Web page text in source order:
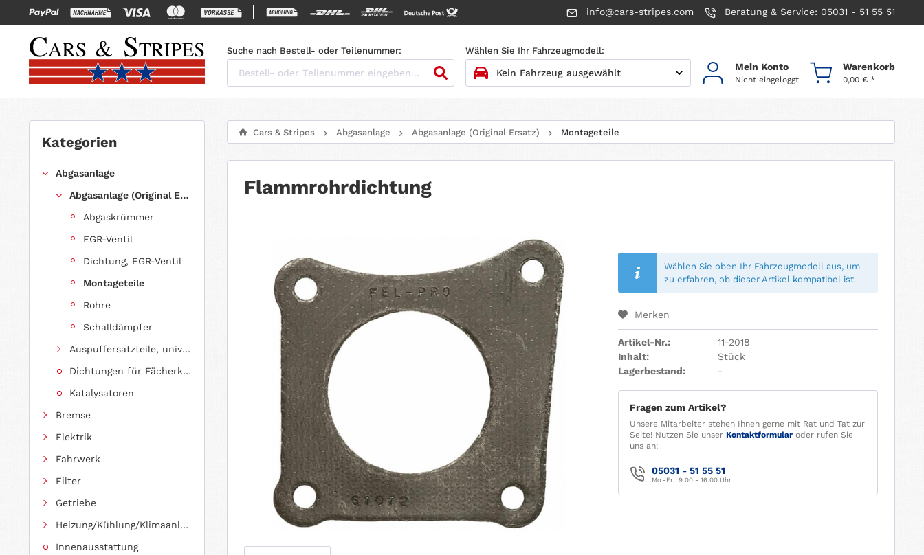
info@cars-stripes.com Beratung & Service: 05031 - 51 55 51
Suche nach Bestell- oder Teilenummer: Wählen Sie Ihr Fahrzeugmodell:
2. MODELL
Mein Konto
Nicht eingeloggt
Warenkorb
0,00 € *
Kategorien
Abgasanlage
Abgasanlage (Original Ersatz)
Abgaskrümmer
EGR-Ventil
Dichtung, EGR-Ventil
Montageteile
Rohre
Schalldämpfer
Auspuffersatzteile, universell einsetzbar
Dichtungen für Fächerkrümmer
Katalysatoren
Bremse
Elektrik
Fahrwerk
Filter
Getriebe
Heizung/Kühlung/Klimaanlage
Innenausstattung
Cars & Stripes Abgasanlage Abgasanlage (Original Ersatz) Montageteile
Flammrohrdichtung
Wählen Sie oben Ihr Fahrzeugmodell aus, um
zu erfahren, ob dieser Artikel kompatibel ist.
Merken
Artikel-Nr.:
11-2018
Inhalt:
Stück
Lagerbestand:
-
Fragen zum Artikel?
Unsere Mitarbeiter stehen Ihnen gerne mit Rat und Tat zur
Seite! Nutzen Sie unser Kontaktformularoder rufen Sie
uns an:
05031 - 51 55 51
Mo.-Fr.: 9:00 - 16.00 Uhr